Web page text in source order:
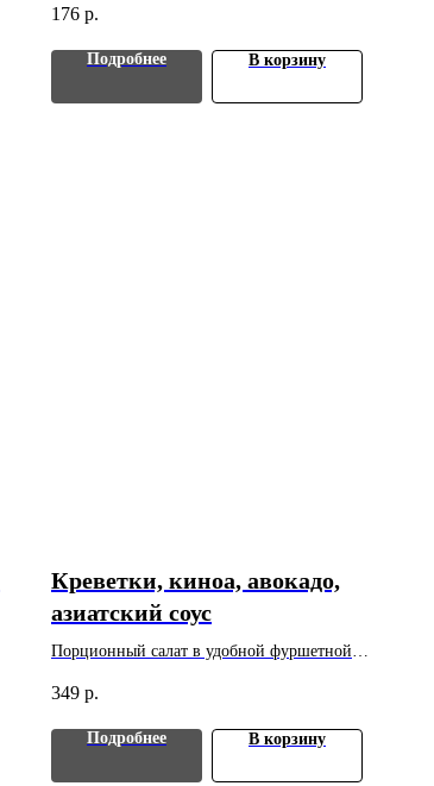
указана за 1 шт. Минимальный заказ - 10
шт.
176 р.
Подробнее В корзину
Креветки, киноа, авокадо,
азиатский соус
Порционный салат в удобной фуршетной
Минимальный заказ - 10 шт.
349 р.
Подробнее В корзину